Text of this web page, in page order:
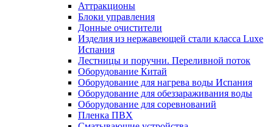
Аттракционы
Блоки управления
Донные очистители
Изделия из нержавеющей стали класса Luxe
Испания
Лестницы и поручни. Переливной поток
Оборудование Китай
Оборудование для нагрева воды Испания
Оборудование для обеззараживания воды
Оборудование для соревнований
Пленка ПВХ